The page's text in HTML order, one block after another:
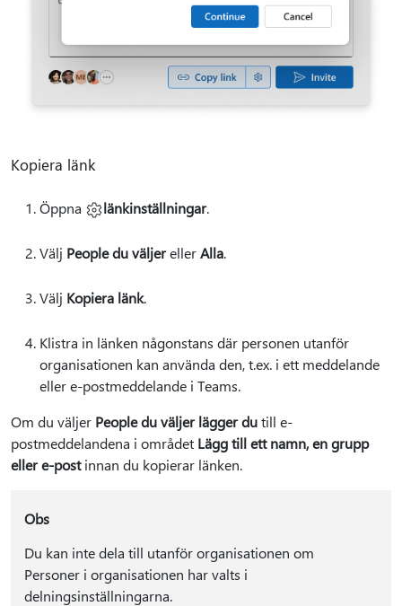
Kopiera länk
Öppna länkinställningar.
Välj People du väljerellerAlla.
Välj Kopiera länk.
Klistra in länken någonstans där personen utanför
organisationen kan använda den, t.ex. i ett meddelande
eller e-postmeddelande i Teams.
Om du väljer People du väljer lägger dutill e-
postmeddelandena i området Lägg till ett namn, en grupp
eller e-postinnan du kopierar länken.
Obs
Du kan inte dela till utanför organisationen om
Personer i organisationen har valts i
delningsinställningarna.